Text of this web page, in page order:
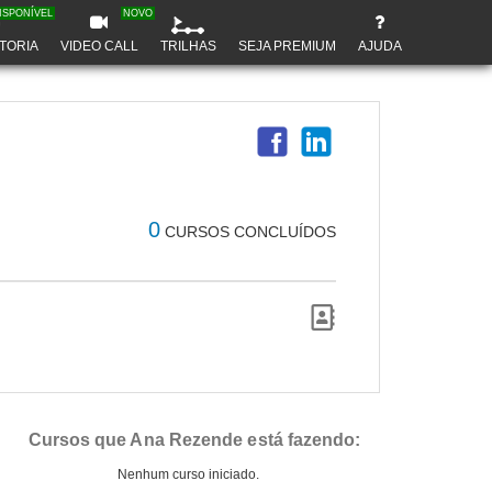
VIDEO CALL
NOVO
TRILHAS SEJA PREMIUM AJUDA
0 CURSOS CONCLUÍDOS
Cursos que Ana Rezende está fazendo:
Nenhum curso iniciado.